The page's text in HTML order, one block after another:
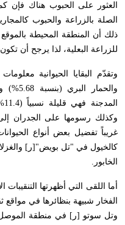
العثور على الحبوب هناك فإن
الصلة بالزراعة والحبوب
ذلك أن المنطقة المحيطة
للزراعة البعلية، لذا يرجح أن
وتقدّم البقايا الحيوانية
وكذلك رسومها على الجدران
غريباً تفضيل بعض أنواع
كالخيول في "تل بويض"[ر]
الخابور .
أما اللقى التي أظهرتها
الفخار شبيهة بنظائرها في مواقع
وتل سوتو [ر] في منطقة الموصل